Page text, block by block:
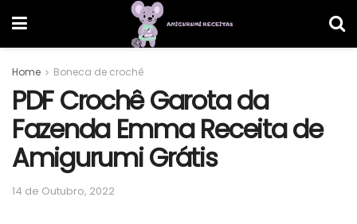
Home Boneca de crochê
PDF Crochê Garota da
Fazenda Emma Receita de
Amigurumi Grátis
14 de Outubro, 2022